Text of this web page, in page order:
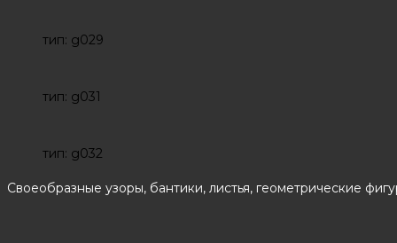
тип: g029
тип: g031
тип: g032
Своеобразные узоры, бантики, листья, геометрические